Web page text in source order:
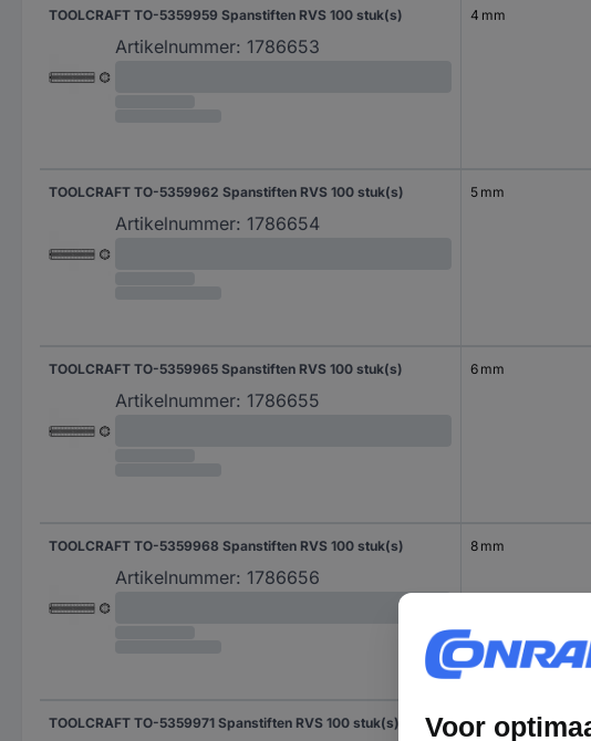
TOOLCRAFT TO-5359959 Spanstiften RVS 100 stuk(s)
Artikelnummer: 1786653
4 mm
TOOLCRAFT TO-5359962 Spanstiften RVS 100 stuk(s)
Artikelnummer: 1786654
5 mm
TOOLCRAFT TO-5359965 Spanstiften RVS 100 stuk(s)
Artikelnummer: 1786655
6 mm
TOOLCRAFT TO-5359968 Spanstiften RVS 100 stuk(s)
Artikelnummer: 1786656
8 mm
TOOLCRAFT TO-5359971 Spanstiften RVS 100 stuk(s) 10 mm